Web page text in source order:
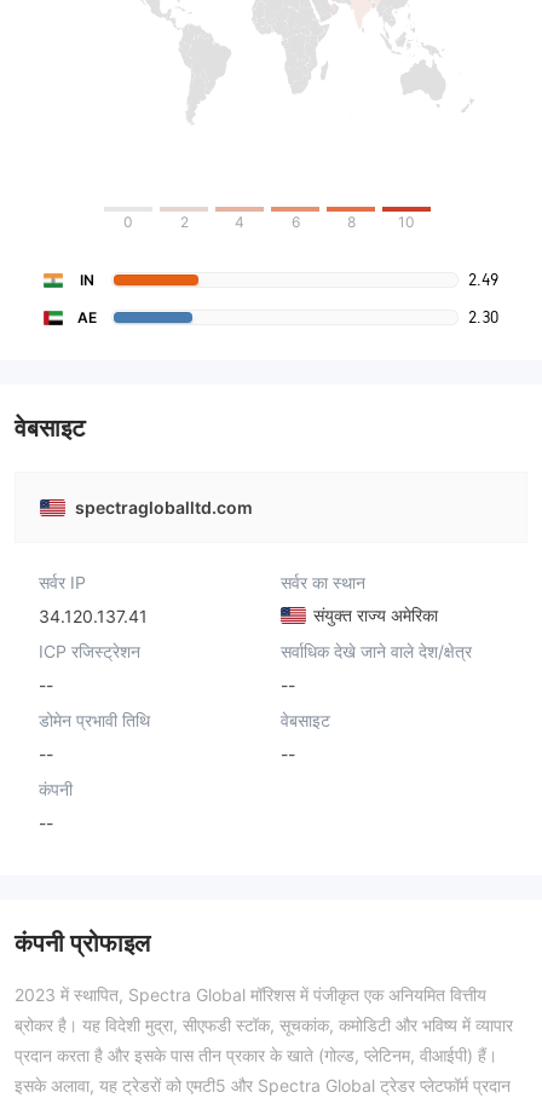
0 2 4 6 8 10
IN 2.49
AE 2.30
वेबसाइट
spectragloballtd.com
सर्वर IP
34.120.137.41
सर्वर का स्थान
संयुक्त राज्य अमेरिका
ICP रजिस्ट्रेशन
--
सर्वाधिक देखे जाने वाले देश/क्षेत्र
--
डोमेन प्रभावी तिथि
--
वेबसाइट
--
कंपनी
--
कंपनी प्रोफाइल
2023 में स्थापित, Spectra Global मॉरिशस में पंजीकृत एक अनियमित वित्तीय
ब्रोकर है। यह विदेशी मुद्रा, सीएफडी स्टॉक, सूचकांक, कमोडिटी और भविष्य में व्यापार
प्रदान करता है और इसके पास तीन प्रकार के खाते (गोल्ड, प्लेटिनम, वीआईपी) हैं।
इसके अलावा, यह ट्रेडरों को एमटी5 और Spectra Global ट्रेडर प्लेटफॉर्म प्रदान